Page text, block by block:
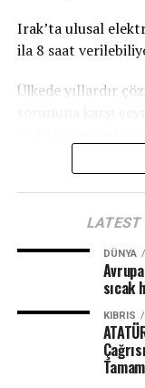
Irak’ta ulusal
ila 8 saat
Ülkede yıllardır
LATEST
DÜNYA
sıcak
KIBRIS